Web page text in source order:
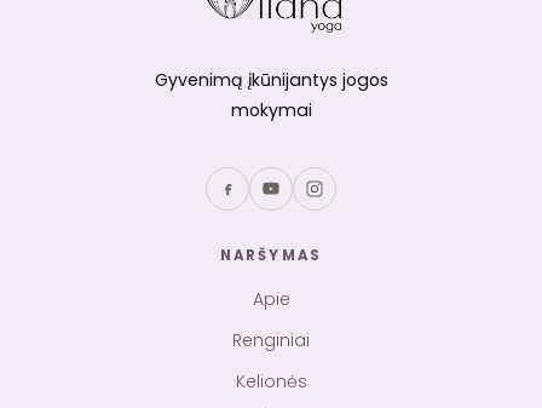
Gyvenimą įkūnijantys jogos
mokymai
NARŠYMAS
Apie
Renginiai
Kelionės